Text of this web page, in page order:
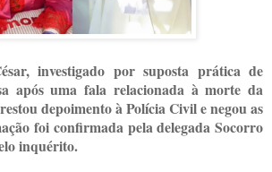
investigado por suposta prática de
após uma fala relacionada à morte da
depoimento à Polícia Civil e negou as
foi confirmada pela delegada Socorro
inquérito.